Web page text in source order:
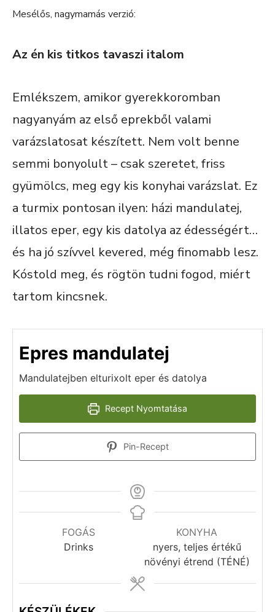
Mesélős, nagymamás verzió:
Az én kis titkos tavaszi italom
Emlékszem, amikor gyerekkoromban
nagyanyám az első eprekből valami
varázslatosat készített. Nem volt benne
semmi bonyolult – csak szeretet, friss
gyümölcs, meg egy kis konyhai varázslat. Ez
a turmix pontosan ilyen: házi mandulatej,
illatos eper, egy kis datolya az édességért…
és ha jó szívvel kevered, még finomabb lesz.
Kóstold meg, és rögtön tudni fogod, miért
tartom kincsnek.
Epres mandulatej
Mandulatejben elturixolt eper és datolya
Recept Nyomtatása
Pin-Recept
FOGÁS
Drinks
KONYHA
nyers, teljes értékű
növényi étrend (TÉNÉ)